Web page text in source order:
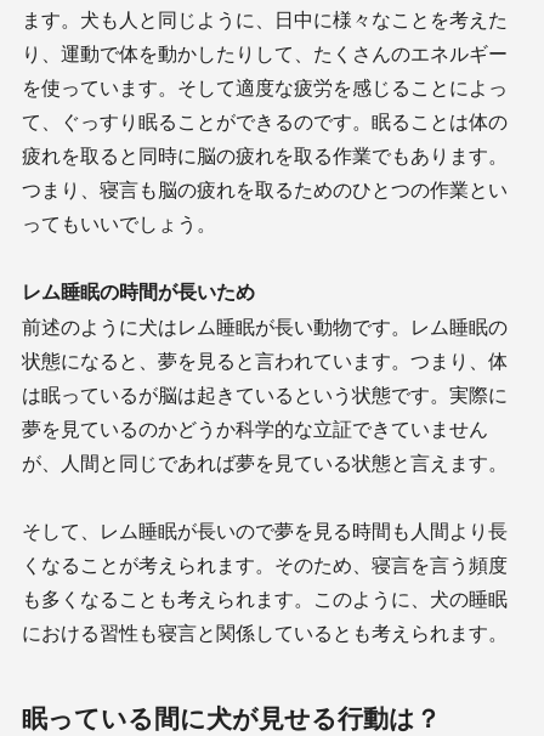
ます。犬も人と同じように、日中に様々なことを考えた
り、運動で体を動かしたりして、たくさんのエネルギー
を使っています。そして適度な疲労を感じることによっ
て、ぐっすり眠ることができるのです。眠ることは体の
疲れを取ると同時に脳の疲れを取る作業でもあります。
つまり、寝言も脳の疲れを取るためのひとつの作業とい
ってもいいでしょう。
レム睡眠の時間が長いため
前述のように犬はレム睡眠が長い動物です。レム睡眠の
状態になると、夢を見ると言われています。つまり、体
は眠っているが脳は起きているという状態です。実際に
夢を見ているのかどうか科学的な立証できていません
が、人間と同じであれば夢を見ている状態と言えます。
そして、レム睡眠が長いので夢を見る時間も人間より長
くなることが考えられます。そのため、寝言を言う頻度
も多くなることも考えられます。このように、犬の睡眠
における習性も寝言と関係しているとも考えられます。
眠っている間に犬が見せる行動は？